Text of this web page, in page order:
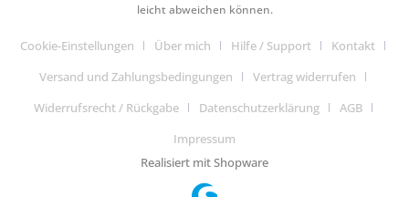
leicht abweichen können.
Cookie-Einstellungen Über mich Hilfe / Support
Kontakt
Versand und Zahlungsbedingungen
Vertrag widerrufen
Widerrufsrecht / Rückgabe
Datenschutzerklärung
AGB
Impressum
Realisiert mit Shopware